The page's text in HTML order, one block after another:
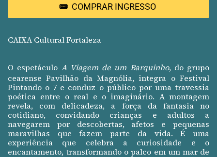
COMPRAR INGRESSO
CAIXA Cultural Fortaleza
O espetáculo A Viagem de um Barquinho, do grupo
cearense Pavilhão da Magnólia, integra o Festival
Pintando o 7 e conduz o público por uma travessia
poética entre o real e o imaginário. A montagem
revela, com delicadeza, a força da fantasia no
cotidiano, convidando crianças e adultos a
navegarem por descobertas, afetos e pequenas
maravilhas que fazem parte da vida. É uma
experiência que celebra a curiosidade e o
encantamento, transformando o palco em um mar de